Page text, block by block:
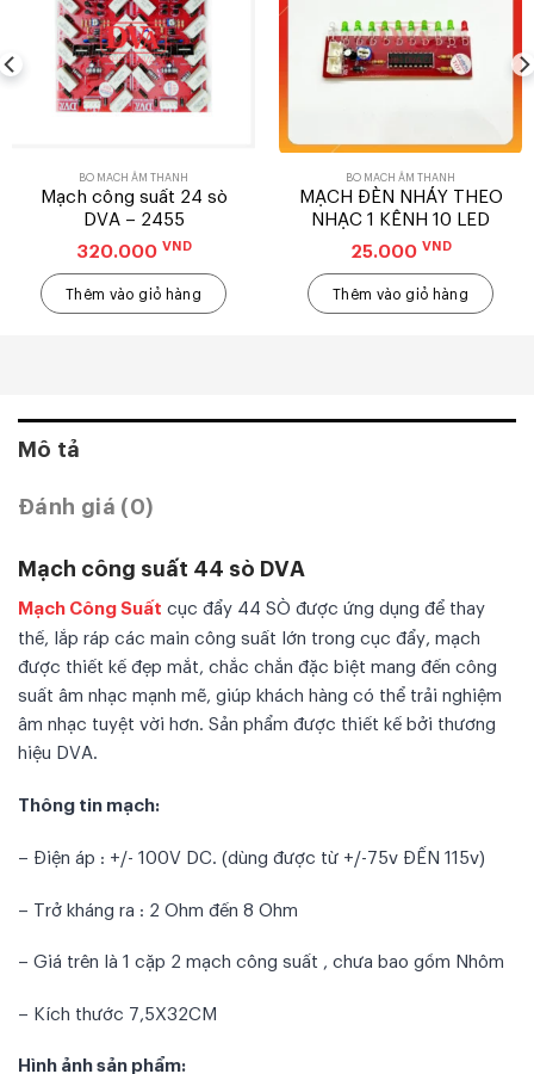
BO MẠCH ÂM THANH
Mạch công suất 24 sò
DVA – 2455
320.000 VND
Thêm vào giỏ hàng
BO MẠCH ÂM THANH
MẠCH ĐÈN NHÁY THEO
NHẠC 1 KÊNH 10 LED
25.000 VND
Thêm vào giỏ hàng
Mô tả
Đánh giá (0)
Mạch công suất 44 sò DVA
Mạch Công Suất cục đẩy 44 SÒ được ứng dụng để thay
thế, lắp ráp các main công suất lớn trong cục đẩy, mạch
được thiết kế đẹp mắt, chắc chắn đặc biệt mang đến công
suất âm nhạc mạnh mẽ, giúp khách hàng có thể trải nghiệm
âm nhạc tuyệt vời hơn. Sản phẩm được thiết kế bởi thương
hiệu DVA.
Thông tin mạch:
– Điện áp : +/- 100V DC. (dùng được từ +/-75v ĐẾN 115v)
– Trở kháng ra : 2 Ohm đến 8 Ohm
– Giá trên là 1 cặp 2 mạch công suất , chưa bao gồm Nhôm
– Kích thước 7,5X32CM
Hình ảnh sản phẩm: